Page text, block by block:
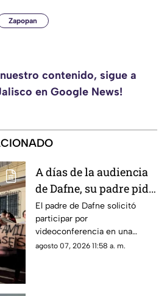
Zapopan
contenido, sigue a
en Google News!
A días de la audiencia
de Dafne, su padre pide
participar por
videoconferencia
El padre de Dafne solicitó
participar por
videoconferencia en una
audiencia del proceso por
agosto 07, 2026 11:58 a. m.